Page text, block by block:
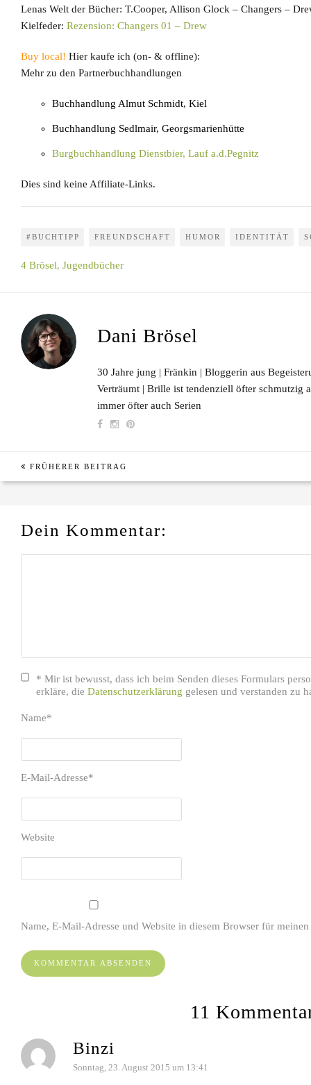
Lenas Welt der Bücher: T.Cooper, Allison Glock – Changers –
Kielfeder: Rezension: Changers 01 – Drew
Buy local! Hier kaufe ich (on- & offline):
Mehr zu den Partnerbuchhandlungen
Buchhandlung Almut Schmidt, Kiel
Buchhandlung Sedlmair, Georgsmarienhütte
Burgbuchhandlung Dienstbier, Lauf a.d.Pegnitz
Dies sind keine Affiliate-Links.
#BUCHTIPP FREUNDSCHAFT HUMOR IDENTITÄT
4 Brösel, Jugendbücher
Dani Brösel
30 Jahre jung | Fränkin | Bloggerin aus
Verträumt | Brille ist tendenziell öfter schmutzig
immer öfter auch Serien
FRÜHERER BEITRAG
Dein Kommentar:
* Mir ist bewusst, dass ich beim Senden dieses Formulars
erkläre, die Datenschutzerklärung gelesen und verstanden zu
Name*
E-Mail-Adresse*
Website
Name, E-Mail-Adresse und Website in diesem Browser für
11
Binzi
Sonntag, 23. August 2015 um 13:41